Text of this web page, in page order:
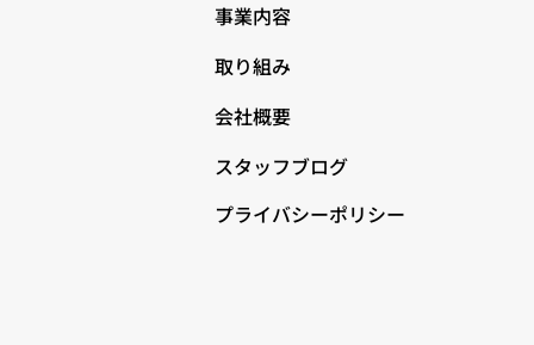
事業内容
取り組み
会社概要
スタッフブログ
プライバシーポリシー